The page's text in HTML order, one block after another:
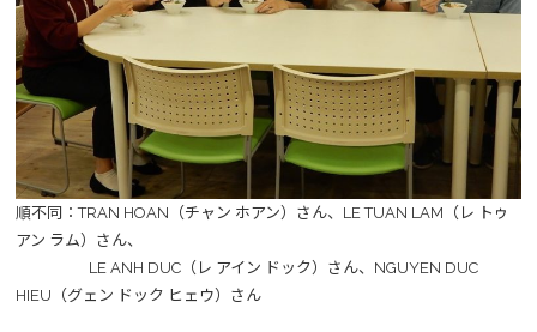
順不同：TRAN HOAN（チャン ホアン）さん、LE TUAN LAM（レ トゥ
アン ラム）さん、
LE ANH DUC（レ アイン ドック）さん、NGUYEN DUC
HIEU（グェン ドック ヒェウ）さん